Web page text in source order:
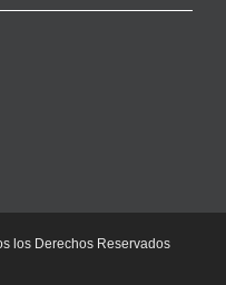
Derechos Reservados